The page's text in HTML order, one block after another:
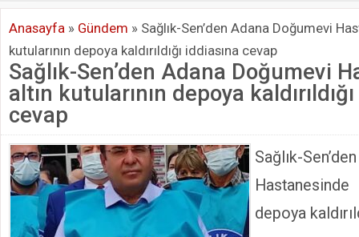
Lokantacılar ve Kebapçılar Esnaf Odası Başkanı Şefik
Hak-İş Abdurrahman Yücel
HDP İL BİNASININ ÖNÜNDE ANNELER TARİH
CEYHAN TİCARET ODASI
Hainler emellerine asla erişemeyecekler
İyi Parti Yüreğir İlçe Başkanı Enis Akyürek
Kimyasallardan Koruma Derneği Başkanı Cennet Çelik
Anasayfa » Gündem » Sağlık-Sen’den Adana Doğumevi
kutularının depoya kaldırıldığı iddiasına cevap
Sağlık-Sen’den Adana Doğumevi
altın kutularının depoya
cevap
Sağlık-
depoya